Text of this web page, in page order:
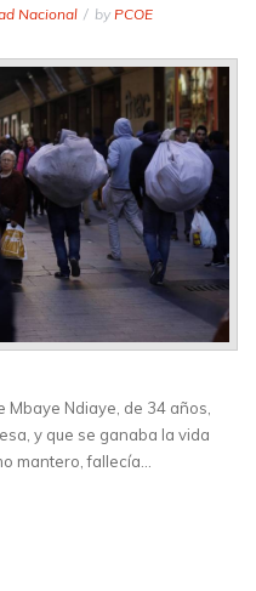
Nacional by PCOE
Mbaye Ndiaye, de 34 años,
y que se ganaba la vida
mantero, fallecía…